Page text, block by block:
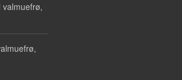
valmuefrø,